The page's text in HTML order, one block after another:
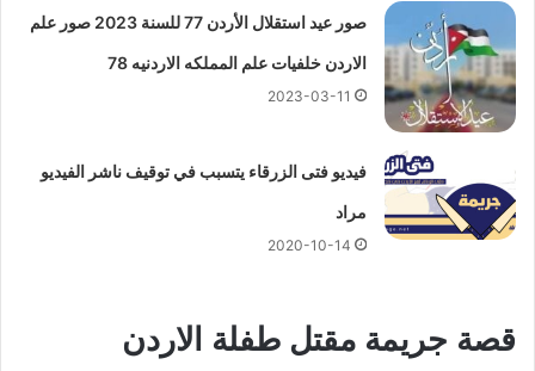
صور عيد استقلال الأردن 77 للسنة 2023 صور علم
الاردن خلفيات علم المملكه الاردنيه 78
2023-03-11
فيديو فتى الزرقاء يتسبب في توقيف ناشر الفيديو
مراد
2020-10-14
قصة جريمة مقتل طفلة الاردن